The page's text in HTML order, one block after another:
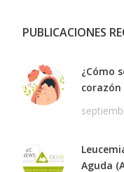
PUBLICACIONES
¿Cómo
corazón
Aguda